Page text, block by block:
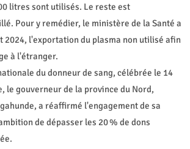
litres sont utilisés. Le reste est
Pour y remédier, le ministère de la Santé a
2024, l'exportation du plasma non utilisé afin
à l'étranger.
du donneur de sang, célébrée le 14
le gouverneur de la province du Nord,
a réaffirmé l'engagement de sa
de dépasser les 20 % de dons